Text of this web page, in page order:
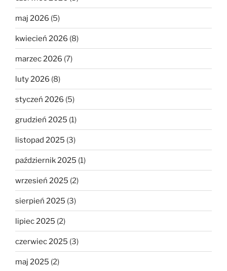
maj 2026 (5)
kwiecień 2026 (8)
marzec 2026 (7)
luty 2026 (8)
styczeń 2026 (5)
grudzień 2025 (1)
listopad 2025 (3)
październik 2025 (1)
wrzesień 2025 (2)
sierpień 2025 (3)
lipiec 2025 (2)
czerwiec 2025 (3)
maj 2025 (2)